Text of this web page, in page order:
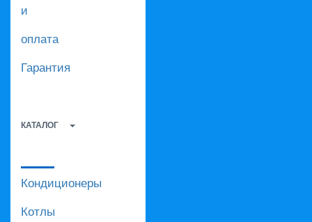
и
оплата
Гарантия
КАТАЛОГ
Кондиционеры
Котлы